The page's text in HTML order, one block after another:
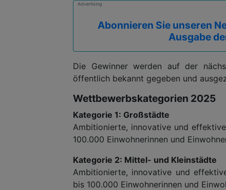
Advertising
Abonnieren Sie unseren
Ausgabe
Die Gewinner werden auf der
öffentlich bekannt gegeben und
Wettbewerbskategorien 2025
Kategorie 1: Großstädte
Ambitionierte, innovative und
100.000 Einwohnerinnen und
Kategorie 2: Mittel- und Kleinstädte
Ambitionierte, innovative und
bis 100.000 Einwohnerinnen und